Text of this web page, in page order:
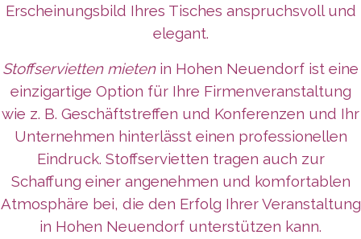
Erscheinungsbild Ihres Tisches anspruchsvoll und
elegant.
Stoffservietten mietenin Hohen Neuendorf ist eine
einzigartige Option für Ihre Firmenveranstaltung
wie z. B. Geschäftstreffen und Konferenzen und Ihr
Unternehmen hinterlässt einen professionellen
Eindruck. Stoffservietten tragen auch zur
Schaffung einer angenehmen und komfortablen
Atmosphäre bei, die den Erfolg Ihrer Veranstaltung
in Hohen Neuendorf unterstützen kann.